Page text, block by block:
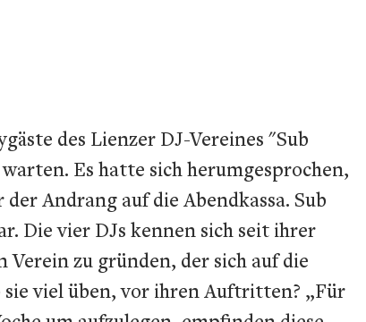
des Lienzer DJ-Vereines "Sub
Es hatte sich herumgesprochen,
Andrang auf die Abendkassa. Sub
Die vier DJs kennen sich seit ihrer
zu gründen, der sich auf die
viel üben, vor ihren Auftritten? „Für